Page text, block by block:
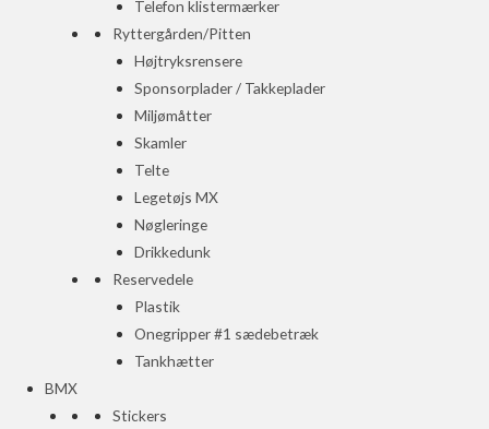
Telefon klistermærker
Ryttergården/Pitten
Højtryksrensere
Sponsorplader / Takkeplader
Miljømåtter
Skamler
Telte
Legetøjs MX
Nøgleringe
Drikkedunk
Reservedele
Plastik
Onegripper #1 sædebetræk
Tankhætter
BMX
Stickers